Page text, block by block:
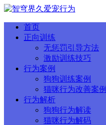
首页
正向训练
无惩罚引导方法
激励训练技巧
行为案例
狗狗训练案例
猫咪行为改善案例
行为解析
狗狗行为解读
猫咪行为解码